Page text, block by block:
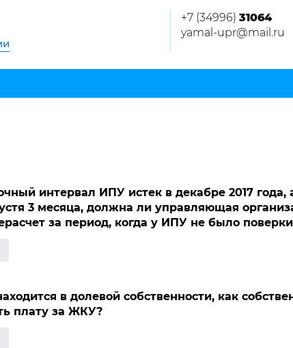
+7 (34996) 31064
yamal-upr@mail.ru
интервал ИПУ истек в декабре 2017 года,
3 месяца, должна ли управляющая
за период, когда у ИПУ не было
в долевой собственности, как
плату за ЖКУ?